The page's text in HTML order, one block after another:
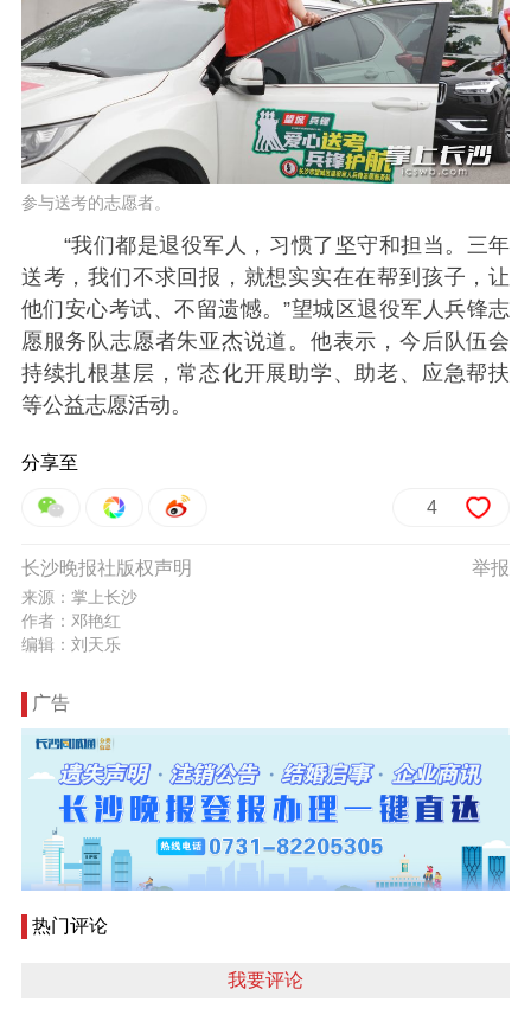
参与送考的志愿者。
“我们都是退役军人，习惯了坚守和担当。三年
送考，我们不求回报，就想实实在在帮到孩子，让
他们安心考试、不留遗憾。”望城区退役军人兵锋志
愿服务队志愿者朱亚杰说道。他表示，今后队伍会
持续扎根基层，常态化开展助学、助老、应急帮扶
等公益志愿活动。
分享至
4
举报
长沙晚报社版权声明
来源：掌上长沙
作者：邓艳红
编辑：刘天乐
广告
热门评论
我要评论